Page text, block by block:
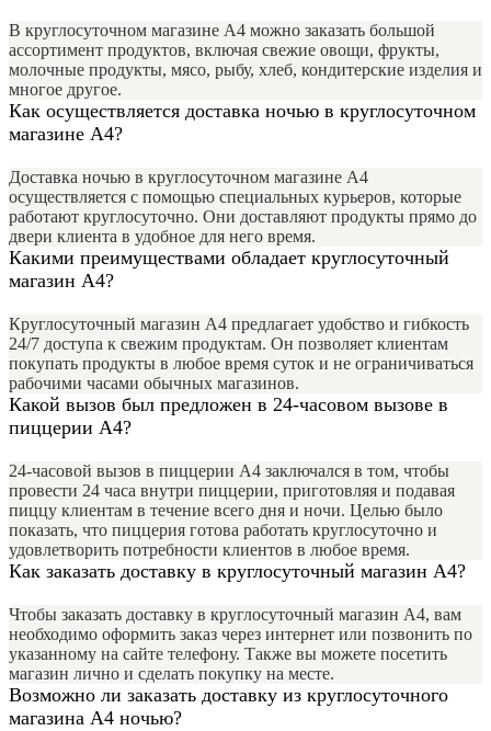
В круглосуточном магазине А4 можно заказать большой
ассортимент продуктов, включая свежие овощи, фрукты,
молочные продукты, мясо, рыбу, хлеб, кондитерские изделия и
многое другое.
Как осуществляется доставка ночью в круглосуточном
магазине А4?
Доставка ночью в круглосуточном магазине А4
осуществляется с помощью специальных курьеров, которые
работают круглосуточно. Они доставляют продукты прямо до
двери клиента в удобное для него время.
Какими преимуществами обладает круглосуточный
магазин А4?
Круглосуточный магазин А4 предлагает удобство и гибкость
24/7 доступа к свежим продуктам. Он позволяет клиентам
покупать продукты в любое время суток и не ограничиваться
рабочими часами обычных магазинов.
Какой вызов был предложен в 24-часовом вызове в
пиццерии А4?
24-часовой вызов в пиццерии А4 заключался в том, чтобы
провести 24 часа внутри пиццерии, приготовляя и подавая
пиццу клиентам в течение всего дня и ночи. Целью было
показать, что пиццерия готова работать круглосуточно и
удовлетворить потребности клиентов в любое время.
Как заказать доставку в круглосуточный магазин А4?
Чтобы заказать доставку в круглосуточный магазин А4, вам
необходимо оформить заказ через интернет или позвонить по
указанному на сайте телефону. Также вы можете посетить
магазин лично и сделать покупку на месте.
Возможно ли заказать доставку из круглосуточного
магазина А4 ночью?